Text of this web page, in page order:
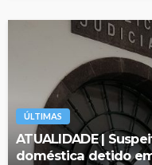
ÚLTIMAS
ATUALIDADE |
doméstica detido